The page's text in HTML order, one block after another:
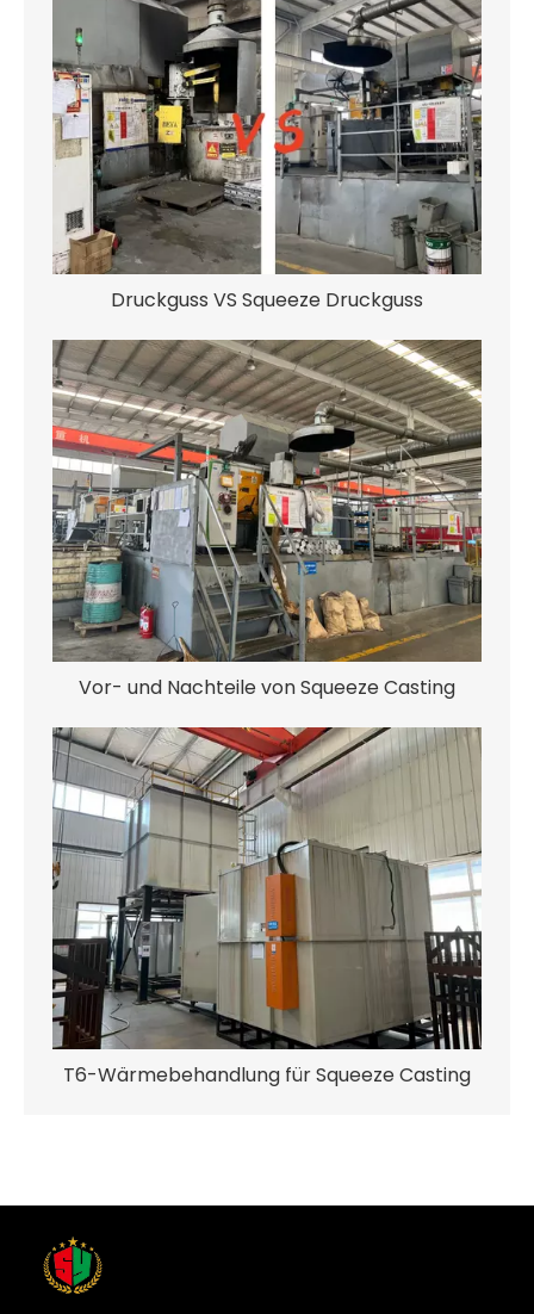
Druckguss VS Squeeze Druckguss
Vor- und Nachteile von Squeeze Casting
T6-Wärmebehandlung für Squeeze Casting